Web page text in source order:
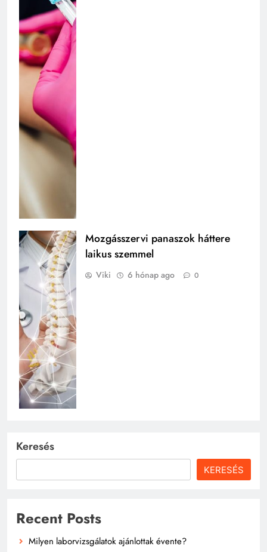
Mozgásszervi panaszok háttere
laikus szemmel
Viki 6 hónap ago 0
Keresés
KERESÉS
Recent Posts
Milyen laborvizsgálatok ajánlottak évente?